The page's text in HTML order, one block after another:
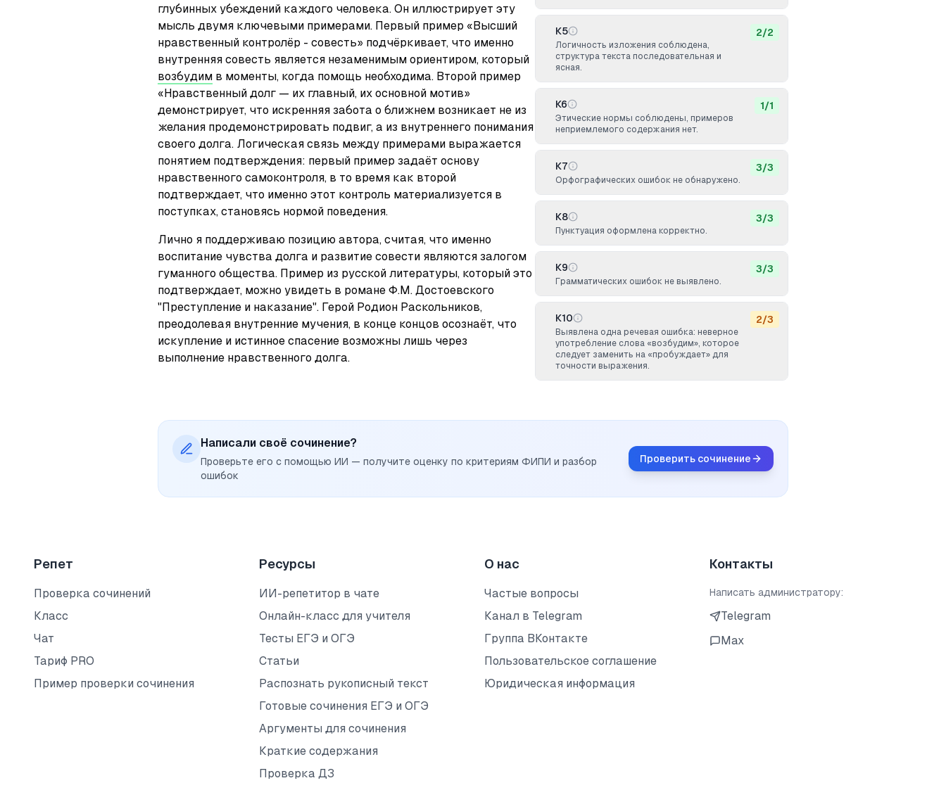
глубинных убеждений каждого человека. Он иллюстрирует эту
мысль двумя ключевыми примерами. Первый пример «Высший
нравственный контролёр - совесть» подчёркивает, что именно
возбудим в моменты, когда помощь необходима. Второй пример
«Нравственный долг — их главный, их основной мотив»
демонстрирует, что искренняя забота о ближнем возникает не из
желания продемонстрировать подвиг, а из внутреннего понимания
своего долга. Логическая связь между примерами выражается
понятием подтверждения: первый пример задаёт основу
нравственного самоконтроля, в то время как второй
подтверждает, что именно этот контроль материализуется в
поступках, становясь нормой поведения.
Лично я поддерживаю позицию автора, считая, что именно
воспитание чувства долга и развитие совести являются залогом
гуманного общества. Пример из русской литературы, который это
подтверждает, можно увидеть в романе Ф.М. Достоевского
"Преступление и наказание". Герой Родион Раскольников,
преодолевая внутренние мучения, в конце концов осознаёт, что
искупление и истинное спасение возможны лишь через
выполнение нравственного долга.
К5
Логичность изложения соблюдена,
структура текста последовательная и
ясная.
2/2
К6
Этические нормы соблюдены, примеров
неприемлемого содержания нет.
1/1
К7
Орфографических ошибок не обнаружено.
3/3
К8
Пунктуация оформлена корректно.
3/3
К9
Грамматических ошибок не выявлено.
3/3
К10
Выявлена одна речевая ошибка: неверное
употребление слова «возбудим», которое
следует заменить на «пробуждает» для
точности выражения.
2/3
Написали своё сочинение?
Проверьте его с помощью ИИ — получите оценку по критериям ФИПИ и разбор
ошибок
Проверить сочинение
Репет
Проверка сочинений
Класс
Чат
Тариф PRO
Пример проверки сочинения
Ресурсы
ИИ-репетитор в чате
Онлайн-класс для учителя
Тесты ЕГЭ и ОГЭ
Статьи
Распознать рукописный текст
Готовые сочинения ЕГЭ и ОГЭ
Аргументы для сочинения
Краткие содержания
Проверка ДЗ
О нас
Частые вопросы
Канал в Telegram
Группа ВКонтакте
Пользовательское соглашение
Юридическая информация
Контакты
Написать администратору:
Telegram
Max